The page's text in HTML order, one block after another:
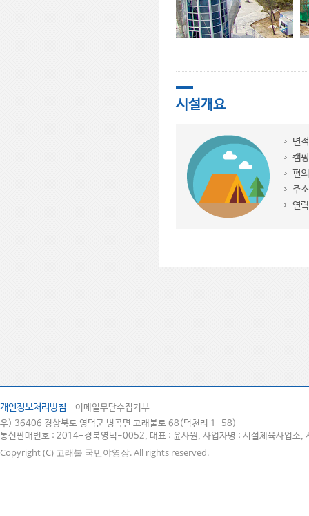
시설개요
면
캠
편
주
연
개인정보처리방침
이메일무단수집거부
우) 36406 경상북도 영덕군 병곡면 고래불로 68(덕천리 1-58)
통신판매번호 : 2014-경북영덕-0052, 대표 : 윤사원, 사업자명 : 시설체육사업
Copyright (C) 고래불 국민야영장. All rights reserved.